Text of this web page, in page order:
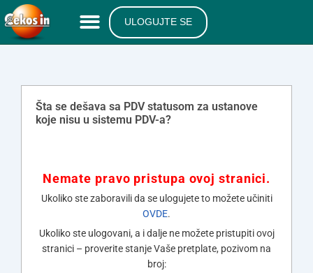
ULOGUJTE SE
Šta se dešava sa PDV statusom za ustanove
koje nisu u sistemu PDV-a?
Nemate pravo pristupa ovoj stranici.
Ukoliko ste zaboravili da se ulogujete to možete učiniti
OVDE.
Ukoliko ste ulogovani, a i dalje ne možete pristupiti ovoj
stranici – proverite stanje Vaše pretplate, pozivom na
broj: